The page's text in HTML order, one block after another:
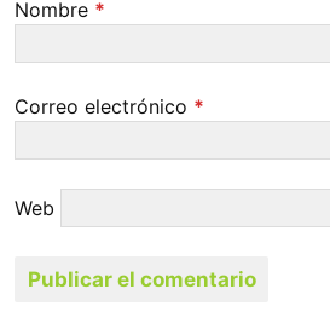
Nombre *
Correo electrónico *
Web